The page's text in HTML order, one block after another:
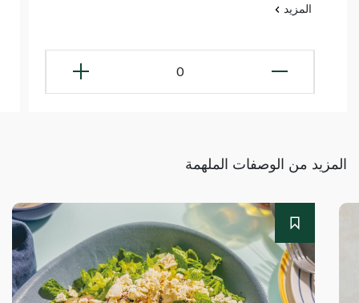
المزيد
0
المزيد من الوصفات الملهمة